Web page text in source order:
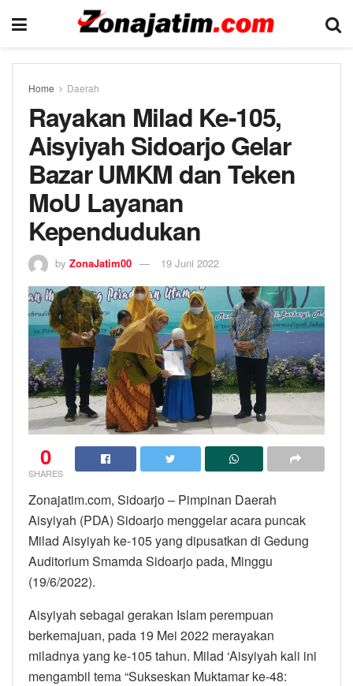
Home Daerah
Rayakan Milad Ke-105,
Aisyiyah Sidoarjo Gelar
Bazar UMKM dan Teken
MoU Layanan
Kependudukan
by ZonaJatim00 19 Juni 2022
0
SHARES
Zonajatim.com, Sidoarjo – Pimpinan Daerah
Aisyiyah (PDA) Sidoarjo menggelar acara puncak
Milad Aisyiyah ke-105 yang dipusatkan di Gedung
Auditorium Smamda Sidoarjo pada, Minggu
(19/6/2022).
Aisyiyah sebagai gerakan Islam perempuan
berkemajuan, pada 19 Mei 2022 merayakan
miladnya yang ke-105 tahun. Milad ‘Aisyiyah kali ini
mengambil tema “Sukseskan Muktamar ke-48: